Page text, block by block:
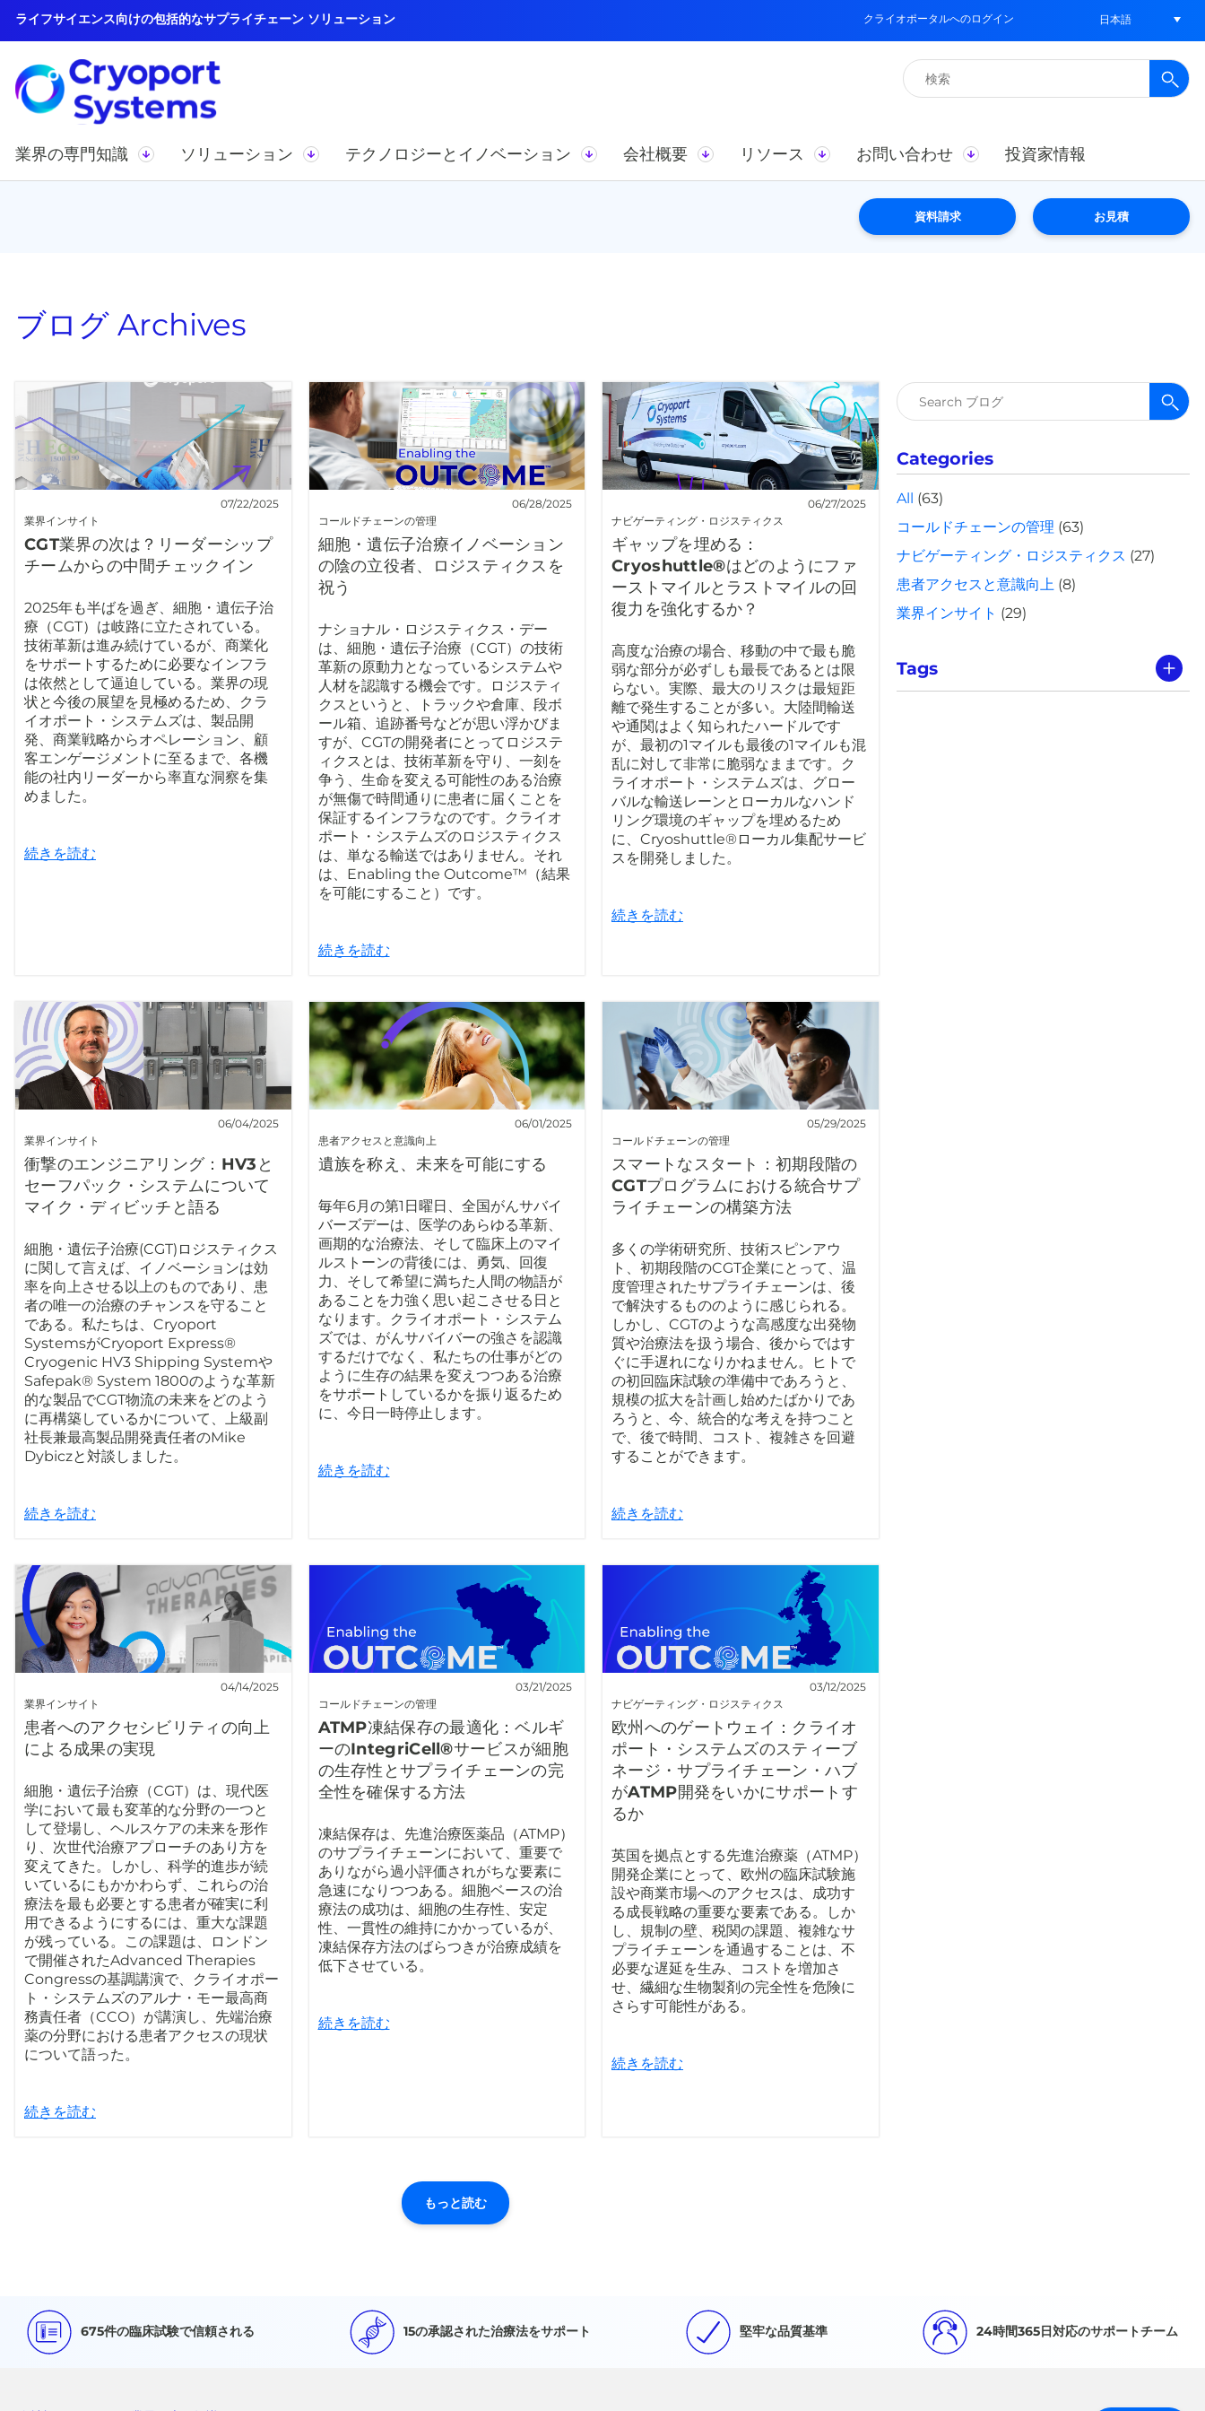
ライフサイエンス向けの包括的なサプライチェーン ソリューション クライオポータルへのログイン 日本語
検
索:
業界の専門知識 ソリューション テクノロジーとイノベーション 会社概要 リソース お問い合わせ 投資家情報
資料請求 お見積
ブログ Archives
業界インサイト
07/22/2025
CGT業界の次は？リーダーシップ
チームからの中間チェックイン
2025年も半ばを過ぎ、細胞・遺伝子治
療（CGT）は岐路に立たされている。
技術革新は進み続けているが、商業化
をサポートするために必要なインフラ
は依然として逼迫している。業界の現
状と今後の展望を見極めるため、クラ
イオポート・システムズは、製品開
発、商業戦略からオペレーション、顧
客エンゲージメントに至るまで、各機
能の社内リーダーから率直な洞察を集
めました。
続きを読む
コールドチェーンの管理
06/28/2025
細胞・遺伝子治療イノベーション
の陰の立役者、ロジスティクスを
祝う
ナショナル・ロジスティクス・デー
は、細胞・遺伝子治療（CGT）の技術
革新の原動力となっているシステムや
人材を認識する機会です。ロジスティ
クスというと、トラックや倉庫、段ボ
ール箱、追跡番号などが思い浮かびま
すが、CGTの開発者にとってロジステ
ィクスとは、技術革新を守り、一刻を
争う、生命を変える可能性のある治療
が無傷で時間通りに患者に届くことを
保証するインフラなのです。クライオ
ポート・システムズのロジスティクス
は、単なる輸送ではありません。それ
は、Enabling the Outcome™（結果
を可能にすること）です。
続きを読む
ナビゲーティング・ロジスティクス
06/27/2025
ギャップを埋める：
Cryoshuttle®はどのようにファ
ーストマイルとラストマイルの回
復力を強化するか？
高度な治療の場合、移動の中で最も脆
弱な部分が必ずしも最長であるとは限
らない。実際、最大のリスクは最短距
離で発生することが多い。大陸間輸送
や通関はよく知られたハードルです
が、最初の1マイルも最後の1マイルも混
乱に対して非常に脆弱なままです。ク
ライオポート・システムズは、グロー
バルな輸送レーンとローカルなハンド
リング環境のギャップを埋めるため
に、Cryoshuttle®ローカル集配サービ
スを開発しました。
続きを読む
業界インサイト
06/04/2025
衝撃のエンジニアリング：HV3と
セーフパック・システムについて
マイク・ディビッチと語る
細胞・遺伝子治療(CGT)ロジスティクス
に関して言えば、イノベーションは効
率を向上させる以上のものであり、患
者の唯一の治療のチャンスを守ること
である。私たちは、Cryoport
SystemsがCryoport Express®
Cryogenic HV3 Shipping Systemや
Safepak® System 1800のような革新
的な製品でCGT物流の未来をどのよう
に再構築しているかについて、上級副
社長兼最高製品開発責任者のMike
Dybiczと対談しました。
続きを読む
患者アクセスと意識向上
06/01/2025
遺族を称え、未来を可能にする
毎年6月の第1日曜日、全国がんサバイ
バーズデーは、医学のあらゆる革新、
画期的な治療法、そして臨床上のマイ
ルストーンの背後には、勇気、回復
力、そして希望に満ちた人間の物語が
あることを力強く思い起こさせる日と
なります。クライオポート・システム
ズでは、がんサバイバーの強さを認識
するだけでなく、私たちの仕事がどの
ように生存の結果を変えつつある治療
をサポートしているかを振り返るため
に、今日一時停止します。
続きを読む
コールドチェーンの管理
05/29/2025
スマートなスタート：初期段階の
CGTプログラムにおける統合サプ
ライチェーンの構築方法
多くの学術研究所、技術スピンアウ
ト、初期段階のCGT企業にとって、温
度管理されたサプライチェーンは、後
で解決するもののように感じられる。
しかし、CGTのような高感度な出発物
質や治療法を扱う場合、後からではす
ぐに手遅れになりかねません。ヒトで
の初回臨床試験の準備中であろうと、
規模の拡大を計画し始めたばかりであ
ろうと、今、統合的な考えを持つこと
で、後で時間、コスト、複雑さを回避
することができます。
続きを読む
業界インサイト
04/14/2025
患者へのアクセシビリティの向上
による成果の実現
細胞・遺伝子治療（CGT）は、現代医
学において最も変革的な分野の一つと
して登場し、ヘルスケアの未来を形作
り、次世代治療アプローチのあり方を
変えてきた。しかし、科学的進歩が続
いているにもかかわらず、これらの治
療法を最も必要とする患者が確実に利
用できるようにするには、重大な課題
が残っている。この課題は、ロンドン
で開催されたAdvanced Therapies
Congressの基調講演で、クライオポー
ト・システムズのアルナ・モー最高商
務責任者（CCO）が講演し、先端治療
薬の分野における患者アクセスの現状
について語った。
続きを読む
コールドチェーンの管理
03/21/2025
ATMP凍結保存の最適化：ベルギ
ーのIntegriCell®サービスが細胞
の生存性とサプライチェーンの完
全性を確保する方法
凍結保存は、先進治療医薬品（ATMP）
のサプライチェーンにおいて、重要で
ありながら過小評価されがちな要素に
急速になりつつある。細胞ベースの治
療法の成功は、細胞の生存性、安定
性、一貫性の維持にかかっているが、
凍結保存方法のばらつきが治療成績を
低下させている。
続きを読む
ナビゲーティング・ロジスティクス
03/12/2025
欧州へのゲートウェイ：クライオ
ポート・システムズのスティーブ
ネージ・サプライチェーン・ハブ
がATMP開発をいかにサポートす
るか
英国を拠点とする先進治療薬（ATMP）
開発企業にとって、欧州の臨床試験施
設や商業市場へのアクセスは、成功す
る成長戦略の重要な要素である。しか
し、規制の壁、税関の課題、複雑なサ
プライチェーンを通過することは、不
必要な遅延を生み、コストを増加さ
せ、繊細な生物製剤の完全性を危険に
さらす可能性がある。
続きを読む
もっと読む
検
索:
Categories
All (63)
コールドチェーンの管理 (63)
ナビゲーティング・ロジスティクス (27)
患者アクセスと意識向上(8)
業界インサイト (29)
Tags
675件の臨床試験で信頼される 15の承認された治療法をサポート 堅牢な品質基準 24時間365日対応のサポートチーム